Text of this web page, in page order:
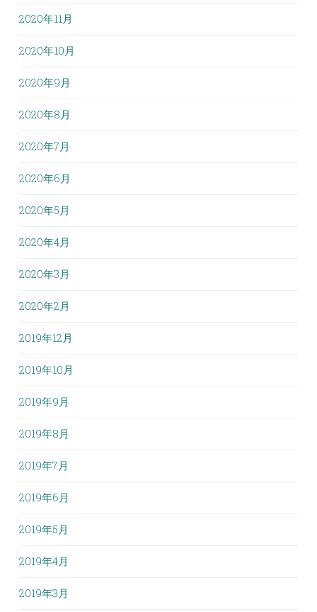
2020年11月
2020年10月
2020年9月
2020年8月
2020年7月
2020年6月
2020年5月
2020年4月
2020年3月
2020年2月
2019年12月
2019年10月
2019年9月
2019年8月
2019年7月
2019年6月
2019年5月
2019年4月
2019年3月